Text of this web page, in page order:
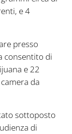
e 4
presso
consentito di
e 22
da
sottoposto
di